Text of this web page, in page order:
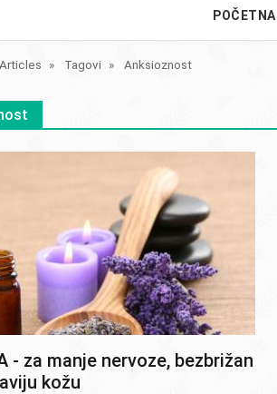
POČETNA
Articles Tagovi Anksioznost
- za manje nervoze, bezbrižan
kožu